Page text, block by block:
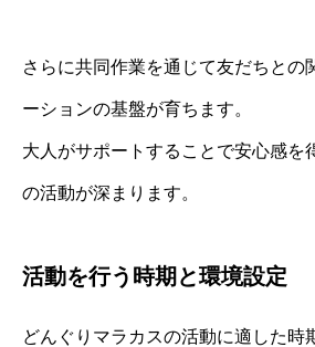
さらに共同作業を通じて友だちとの
ーションの基盤が育ちます。
大人がサポートすることで安心感を
の活動が深まります。
活動を行う時期と環境設定
どんぐりマラカスの活動に適した時